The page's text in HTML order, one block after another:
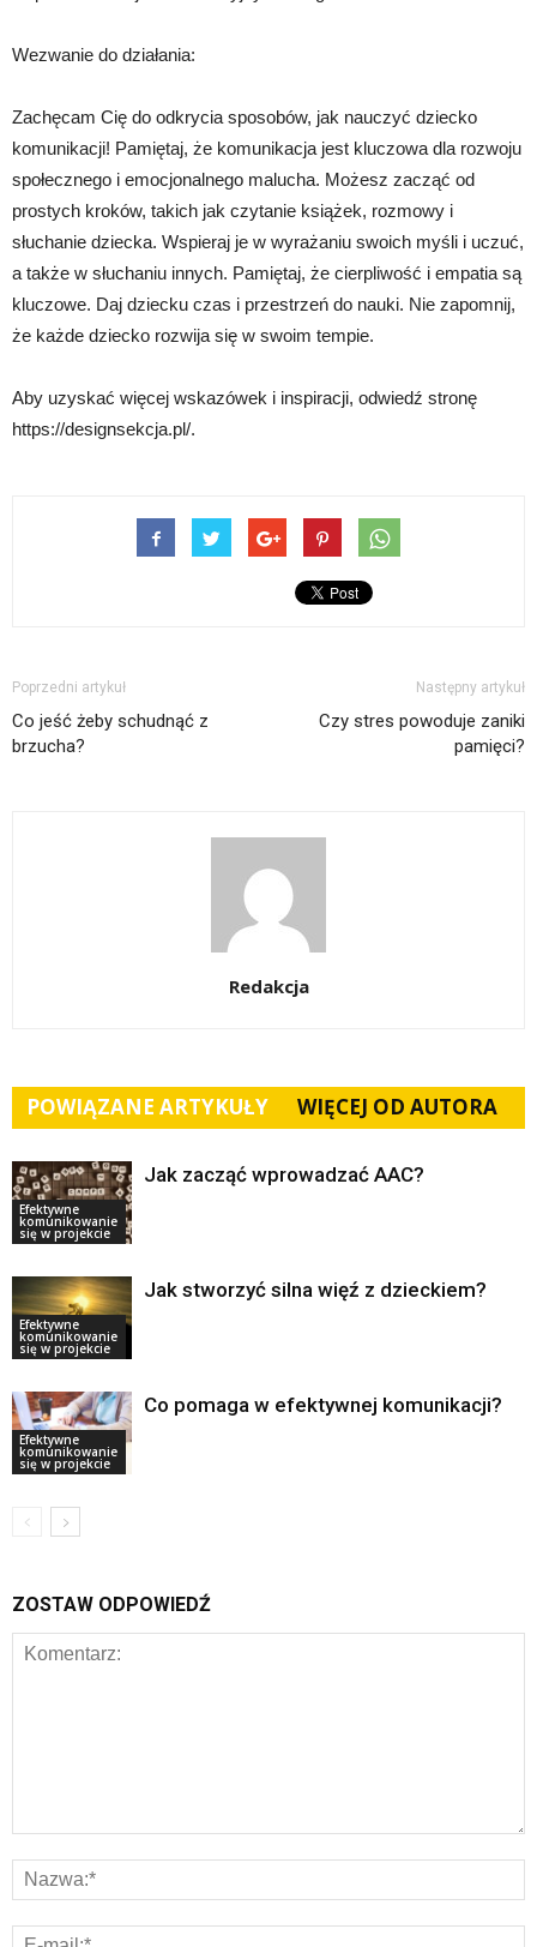
Wezwanie do działania:
Zachęcam Cię do odkrycia sposobów, jak nauczyć dziecko
komunikacji! Pamiętaj, że komunikacja jest kluczowa dla rozwoju
społecznego i emocjonalnego malucha. Możesz zacząć od
prostych kroków, takich jak czytanie książek, rozmowy i
słuchanie dziecka. Wspieraj je w wyrażaniu swoich myśli i uczuć,
a także w słuchaniu innych. Pamiętaj, że cierpliwość i empatia są
kluczowe. Daj dziecku czas i przestrzeń do nauki. Nie zapomnij,
że każde dziecko rozwija się w swoim tempie.
Aby uzyskać więcej wskazówek i inspiracji, odwiedź stronę
https://designsekcja.pl/.
Poprzedni artykuł
Co jeść żeby schudnąć z
brzucha?
Następny artykuł
Czy stres powoduje zaniki
pamięci?
Redakcja
POWIĄZANE ARTYKUŁY WIĘCEJ OD AUTORA
Efektywne
komunikowanie
się w projekcie
Jak zacząć wprowadzać AAC?
Efektywne
komunikowanie
się w projekcie
Jak stworzyć silna więź z dzieckiem?
Efektywne
komunikowanie
się w projekcie
Co pomaga w efektywnej komunikacji?
ZOSTAW ODPOWIEDŹ